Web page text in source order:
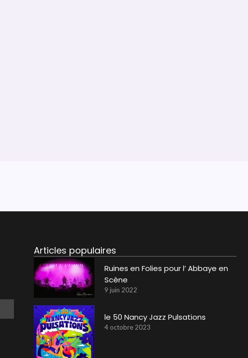
Articles populaires
Ruines en Folies pour l’ Abbaye en
Scène
9 juin 2022
le 50 Nancy Jazz Pulsations
4 octobre 2023